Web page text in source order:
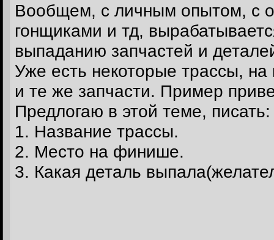
Вообщем, с личным опытом, с
гонщиками и тд,
выпаданию запчастей и
Уже есть некоторые трассы,
и те же запчасти. Пример
Предлогаю в этой теме, писать:
1. Название трассы.
2. Место на финише.
3. Какая деталь